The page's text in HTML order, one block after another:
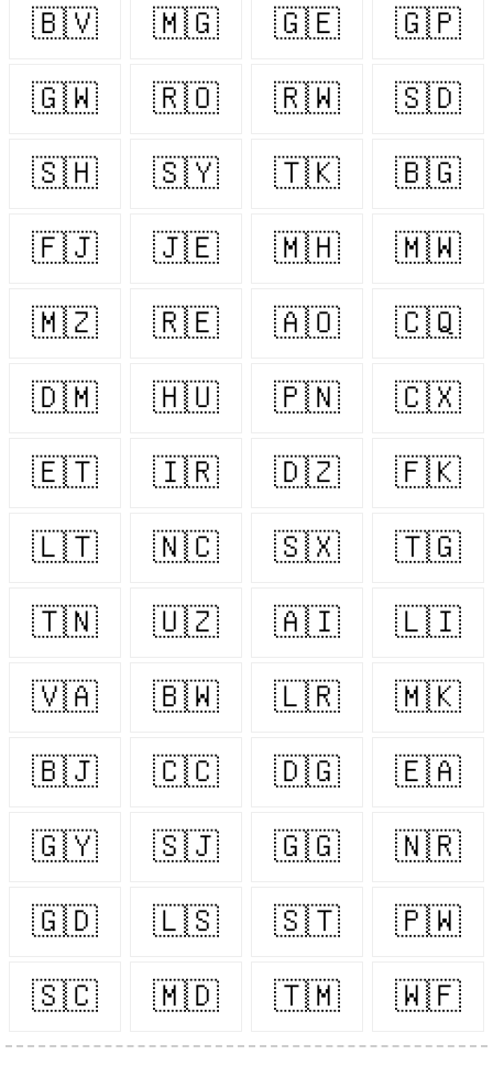
🇧🇻 🇲🇬 🇬🇪 🇬🇵
🇬🇼 🇷🇴 🇷🇼 🇸🇩
🇸🇭 🇸🇾 🇹🇰 🇧🇬
🇫🇯 🇯🇪 🇲🇭 🇲🇼
🇲🇿 🇷🇪 🇦🇴 🇨🇶
🇩🇲 🇭🇺 🇵🇳 🇨🇽
🇪🇹 🇮🇷 🇩🇿 🇫🇰
🇱🇹 🇳🇨 🇸🇽 🇹🇬
🇹🇳 🇺🇿 🇦🇮 🇱🇮
🇻🇦 🇧🇼 🇱🇷 🇲🇰
🇧🇯 🇨🇨 🇩🇬 🇪🇦
🇬🇾 🇸🇯 🇬🇬 🇳🇷
🇬🇩 🇱🇸 🇸🇹 🇵🇼
🇸🇨 🇲🇩 🇹🇲 🇼🇫